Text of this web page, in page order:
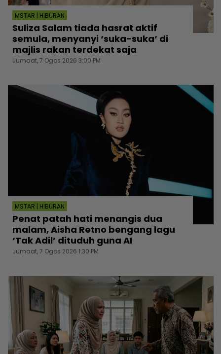
MSTAR | HIBURAN
Suliza Salam tiada hasrat aktif
semula, menyanyi ‘suka-suka‘ di
majlis rakan terdekat saja
Jumaat, 7 Ogos 2026 3:00 PM
MSTAR | HIBURAN
Penat patah hati menangis dua
malam, Aisha Retno bengang lagu
‘Tak Adil’ dituduh guna AI
Jumaat, 7 Ogos 2026 1:30 PM